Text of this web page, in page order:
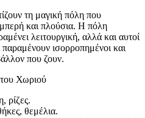
τη μαγική πόλη που
και πλούσια. Η πόλη
λειτουργική, αλλά και αυτοί
ισορροπημένοι και
που ζουν.
Χωριού
ρίζες.
θεμέλια.